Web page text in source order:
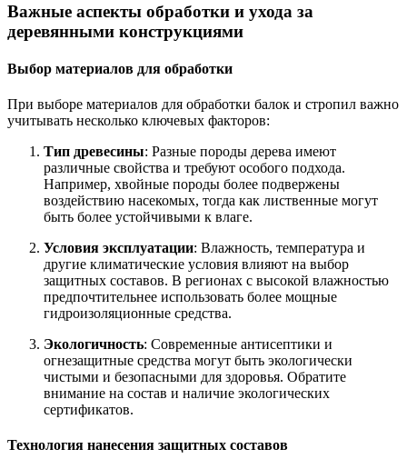
Важные аспекты обработки и ухода за
деревянными конструкциями
Выбор материалов для обработки
При выборе материалов для обработки балок и стропил важно
учитывать несколько ключевых факторов:
Тип древесины: Разные породы дерева имеют
различные свойства и требуют особого подхода.
Например, хвойные породы более подвержены
воздействию насекомых, тогда как лиственные могут
быть более устойчивыми к влаге.
Условия эксплуатации: Влажность, температура и
другие климатические условия влияют на выбор
защитных составов. В регионах с высокой влажностью
предпочтительнее использовать более мощные
гидроизоляционные средства.
Экологичность: Современные антисептики и
огнезащитные средства могут быть экологически
чистыми и безопасными для здоровья. Обратите
внимание на состав и наличие экологических
сертификатов.
Технология нанесения защитных составов